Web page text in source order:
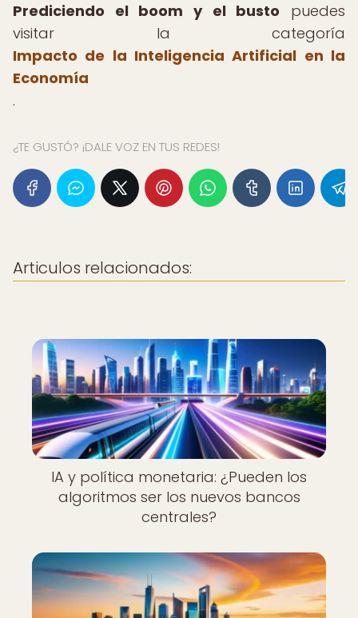
Prediciendo el boom y el busto puedes
visitar la categoría
Impacto de la Inteligencia Artificial en la
Economía
.
¿TE GUSTÓ? ¡DALE VOZ EN TUS REDES!
Articulos relacionados:
IA y política monetaria: ¿Pueden los
algoritmos ser los nuevos bancos
centrales?